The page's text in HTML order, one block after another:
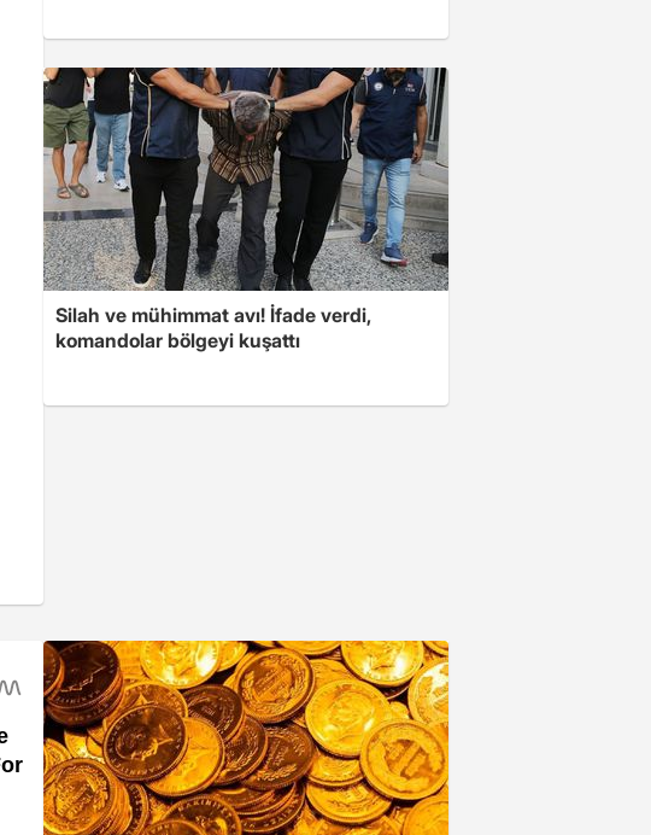
Silah ve mühimmat avı! İfade verdi,
komandolar bölgeyi kuşattı